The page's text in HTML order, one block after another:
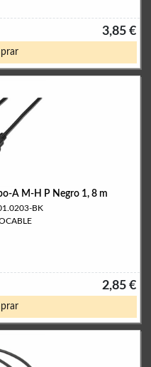
3,85 €
A M-H P Negro 1, 8 m
BK
2,85 €